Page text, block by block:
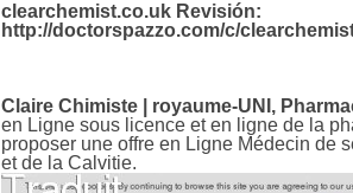
clearchemist.co.uk Revisión:
http://doctorspazzo.com/c/
Claire Chimiste | royaume-UNI,
en Ligne sous licence et en ligne de la
proposer une offre en Ligne Médecin de
et de la Calvitie.